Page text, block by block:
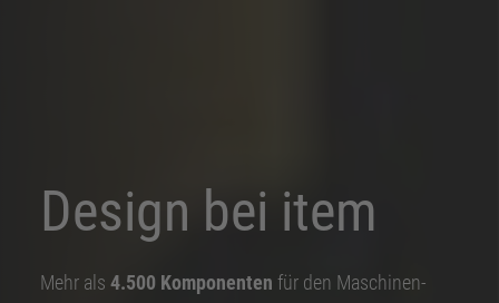
Design bei item
Mehr als 4.500 Komponenten für den Maschinen-